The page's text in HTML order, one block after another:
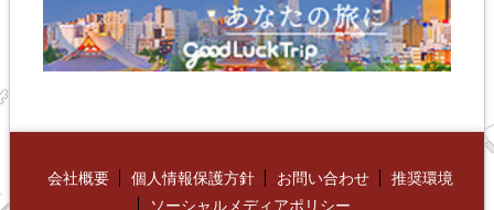
会社概要 個人情報保護方針 お問い合わせ
推奨環境
ソーシャルメディアポリシー